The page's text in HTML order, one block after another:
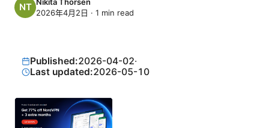
2026年4月2日 · 1 min read
Published:2026-04-02·
Last updated:2026-05-10